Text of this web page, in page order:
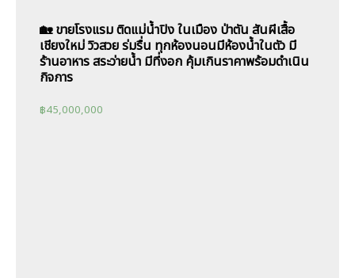
🏡 ขายโรงแรม ติดแม่น้ำปิง ในเมือง ป่าตัน สันผีเสื้อ
เชียงใหม่ วิวสวย ร่มรื่น ทุกห้องนอนมีห้องน้ำในตัว มี
ร้านอาหาร สระว่ายน้ำ มีที่งอก คุ้มเกินราคาพร้อมดำเนิน
กิจการ
฿45,000,000